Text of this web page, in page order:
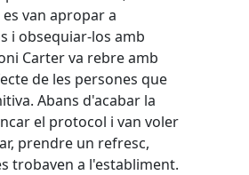
van apropar a
i obsequiar-los amb
Carter va rebre amb
de les persones que
Abans d'acabar la
el protocol i van voler
prendre un refresc,
trobaven a l'establiment.